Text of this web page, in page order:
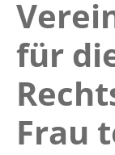
für
Frau